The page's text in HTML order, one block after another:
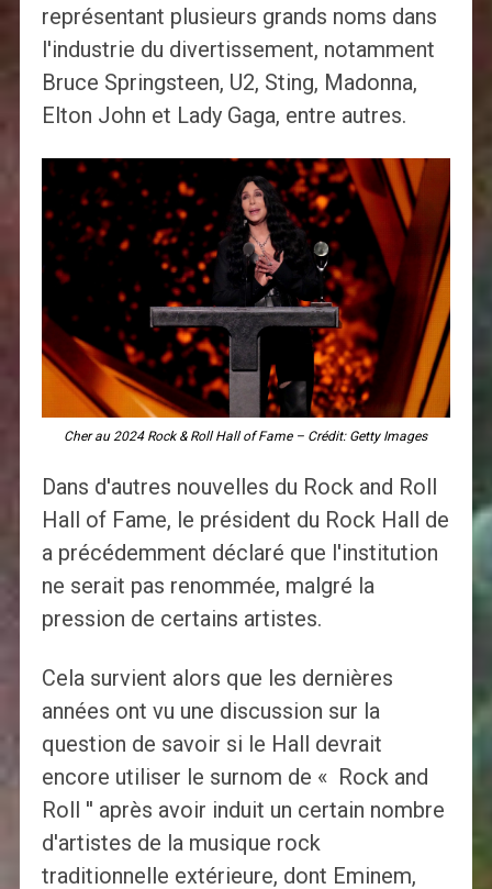
représentant plusieurs grands noms dans
l'industrie du divertissement, notamment
Bruce Springsteen, U2, Sting, Madonna,
Elton John et Lady Gaga, entre autres.
Cher au 2024 Rock & Roll Hall of Fame – Crédit: Getty Images
Dans d'autres nouvelles du Rock and Roll
Hall of Fame, le président du Rock Hall de
a précédemment déclaré que l'institution
ne serait pas renommée, malgré la
pression de certains artistes.
Cela survient alors que les dernières
années ont vu une discussion sur la
question de savoir si le Hall devrait
encore utiliser le surnom de « Rock and
Roll '' après avoir induit un certain nombre
d'artistes de la musique rock
traditionnelle extérieure, dont Eminem,